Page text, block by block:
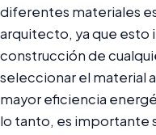
diferentes materiales
arquitecto, ya que esto
construcción de
seleccionar el material
mayor eficiencia
lo tanto, es importante